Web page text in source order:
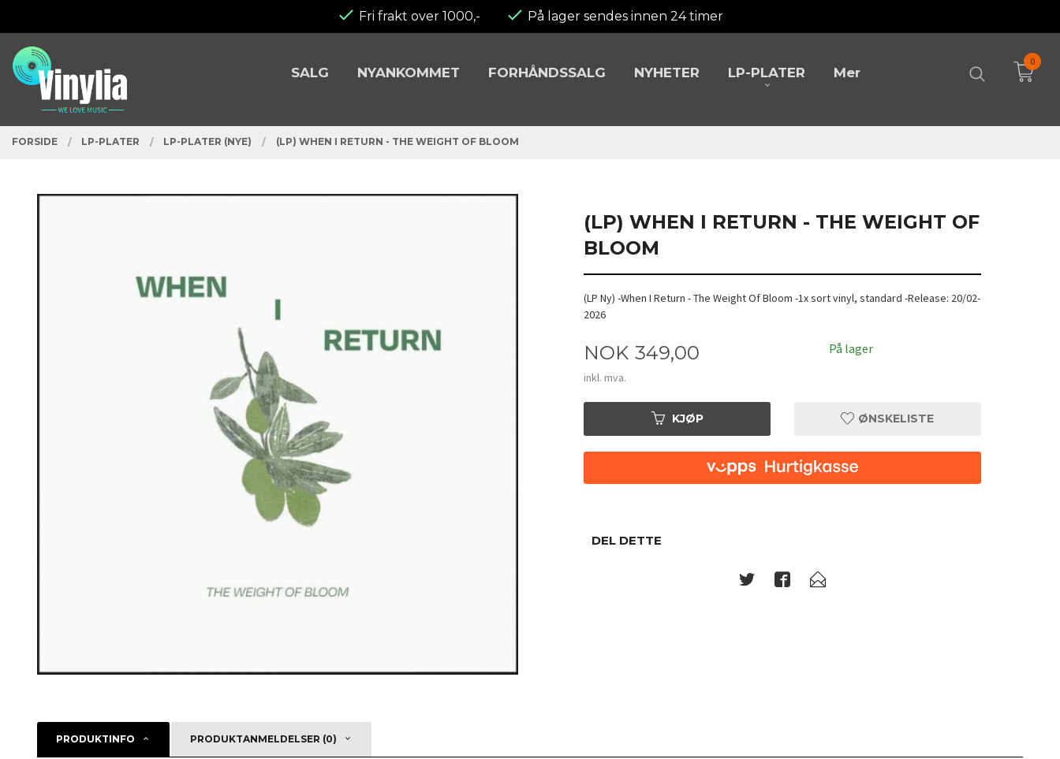
innholdet
Fri frakt over 1000,- På lager sendes innen 24 timer
PRODUKTER
SALG NYANKOMMET FORHÅNDSSALG NYHETER LP-PLATER Mer
0
FORSIDE LP-PLATER LP-PLATER (NYE) (LP) WHEN I RETURN - THE WEIGHT OF BLOOM
(LP) WHEN I RETURN - THE WEIGHT OF
BLOOM
(LP Ny) -When I Return - The Weight Of Bloom -1x sort vinyl, standard -Release: 20/02-
2026
Pris
NOK 349,00
inkl. mva.
På lager
KJØP ØNSKELISTE
DEL DETTE
PRODUKTINFO PRODUKTANMELDELSER (0)